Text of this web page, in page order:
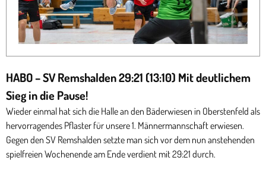
HABO – SV Remshalden 29:21 (13:10) Mit deutlichem
Sieg in die Pause!
Wieder einmal hat sich die Halle an den Bäderwiesen in Oberstenfeld als
hervorragendes Pflaster für unsere 1. Männermannschaft erwiesen.
Gegen den SV Remshalden setzte man sich vor dem nun anstehenden
spielfreien Wochenende am Ende verdient mit 29:21 durch.